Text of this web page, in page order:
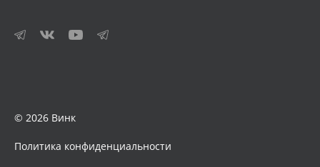
© 2026 Винк
Политика конфиденциальности